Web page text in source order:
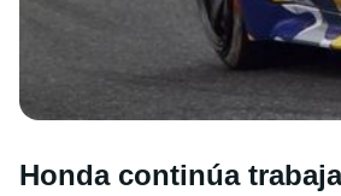
Honda continúa